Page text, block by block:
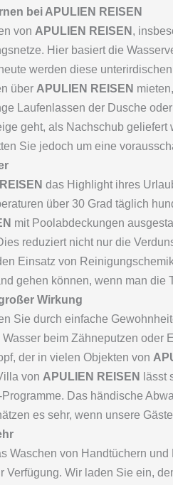
bei APULIEN REISEN
von APULIEN REISEN ,
Hier basiert die
werden diese
über APULIEN REISEN
Laufenlassen der Dusche
geht, als Nachschub geliefert
Sie jedoch um eine
das Highlight ihres
über 30 Grad täglich
mit Poolabdeckungen
reduziert nicht nur die
Einsatz von
gehen können, wenn man die
Wirkung
Sie durch einfache
beim Zähneputzen oder
der in vielen Objekten von
von APULIEN REISEN
lässt
Das händische
es sehr, wenn unsere
Waschen von Handtüchern
Verfügung. Wir laden Sie ein,